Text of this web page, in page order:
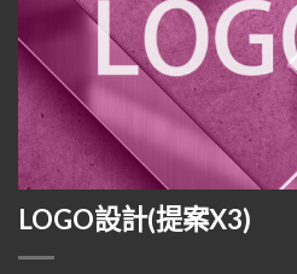
LOGO設計(提案X3)